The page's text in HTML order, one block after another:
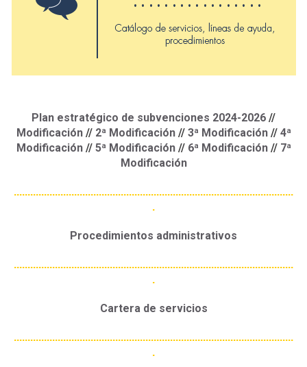
Plan estratégico de subvenciones 2024-2026 //
Modificación// 2ª Modificación// 3ª Modificación // 4ª
Modificación// 5ª Modificación// 6ª Modificación// 7ª
Modificación
......................................................................................................
.
Procedimientos administrativos
......................................................................................................
.
Cartera de servicios
......................................................................................................
.